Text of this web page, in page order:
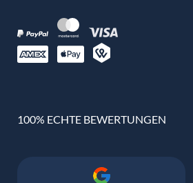
100% ECHTE BEWERTUNGEN